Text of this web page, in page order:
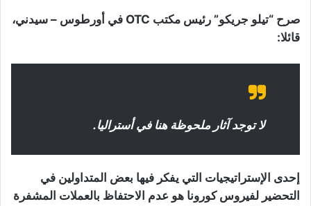
صرح “تيلو جريكو” رئيس مكتب OTC في أورطوس – سيدني،
قائلا:
لا توجد آثار ملحوظة هنا في أستراليا.
إحدى الإستراتيجيات التي يفكر فيها بعض المتداولين في
التحضير لفيروس كورونا هو عدم الاحتفاظ بالعملات المشفرة